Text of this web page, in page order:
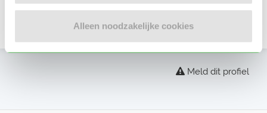
Alleen noodzakelijke cookies
Er zijn nog geen beoordelingen
Meld dit profiel